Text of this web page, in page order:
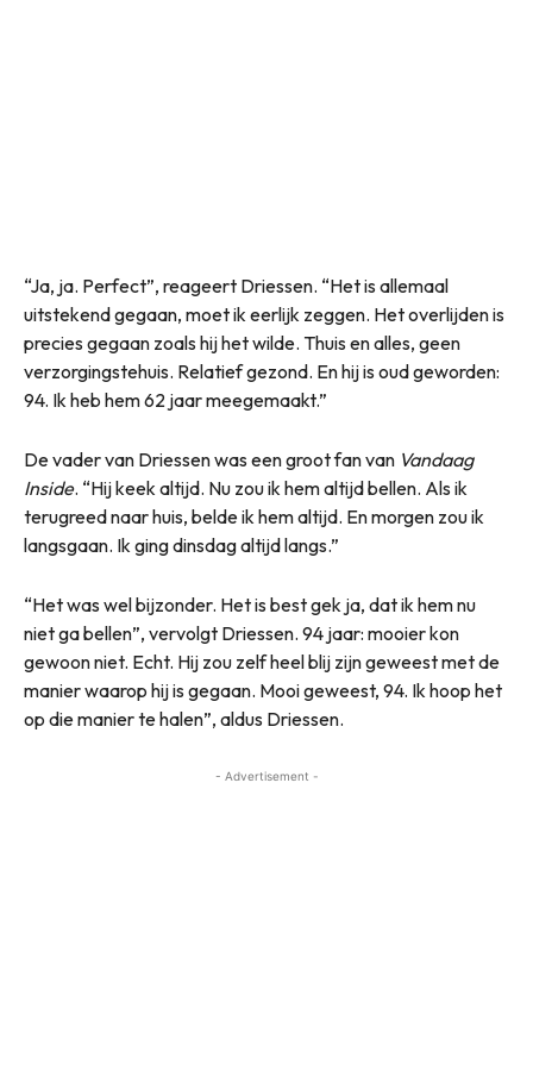
“Ja, ja. Perfect”, reageert Driessen. “Het is allemaal
uitstekend gegaan, moet ik eerlijk zeggen. Het overlijden is
precies gegaan zoals hij het wilde. Thuis en alles, geen
verzorgingstehuis. Relatief gezond. En hij is oud geworden:
94. Ik heb hem 62 jaar meegemaakt.”
De vader van Driessen was een groot fan van Vandaag
Inside. “Hij keek altijd. Nu zou ik hem altijd bellen. Als ik
terugreed naar huis, belde ik hem altijd. En morgen zou ik
langsgaan. Ik ging dinsdag altijd langs.”
“Het was wel bijzonder. Het is best gek ja, dat ik hem nu
niet ga bellen”, vervolgt Driessen. 94 jaar: mooier kon
gewoon niet. Echt. Hij zou zelf heel blij zijn geweest met de
manier waarop hij is gegaan. Mooi geweest, 94. Ik hoop het
op die manier te halen”, aldus Driessen.
- Advertisement -